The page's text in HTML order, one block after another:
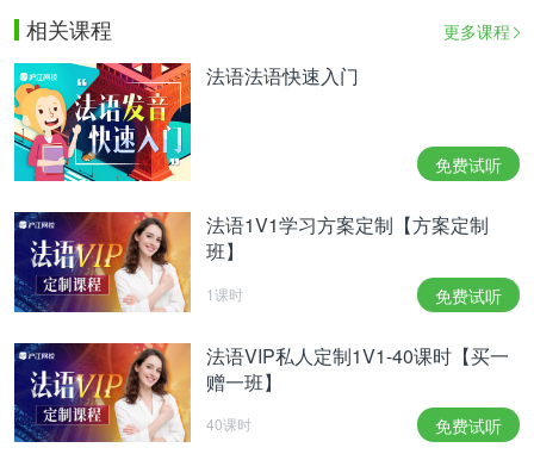
相关课程 更多课程
法语法语快速入门
免费试听
法语1V1学习方案定制【方案定制
班】
1课时 免费试听
法语VIP私人定制1V1-40课时【买一
赠一班】
40课时 免费试听